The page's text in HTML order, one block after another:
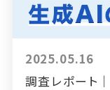
2025.05.16
調査レポート